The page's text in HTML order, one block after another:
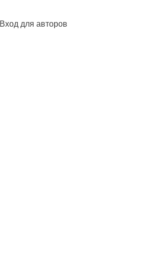
Вход для авторов